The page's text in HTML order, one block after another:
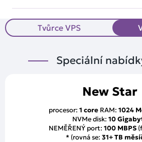
Tvůrce VPS
Speciální
New Star
procesor: 1 core RAM: 1024
NVMe disk: 10
NEMĚŘENÝ port: 100 MBPS
* (rovná se: 31+ TB